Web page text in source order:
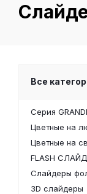
Все
Серия
Цветные на
Цветные на
FLASH
Слайдеры
3D слайдеры